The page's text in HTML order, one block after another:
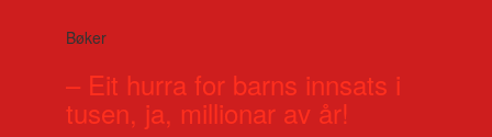
Bøker
– Eit hurra for barns innsats i
tusen, ja, millionar av år!